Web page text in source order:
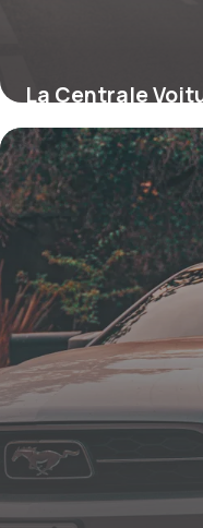
La Centrale
véhicule
18 mai 2026